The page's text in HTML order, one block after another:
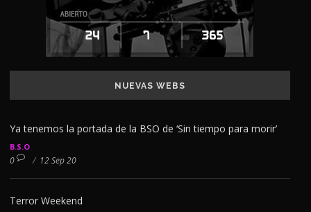
NUEVAS WEBS
Ya tenemos la portada de la BSO de ‘Sin tiempo para morir’
B.S.O
0 / 12 Sep 20
Terror Weekend